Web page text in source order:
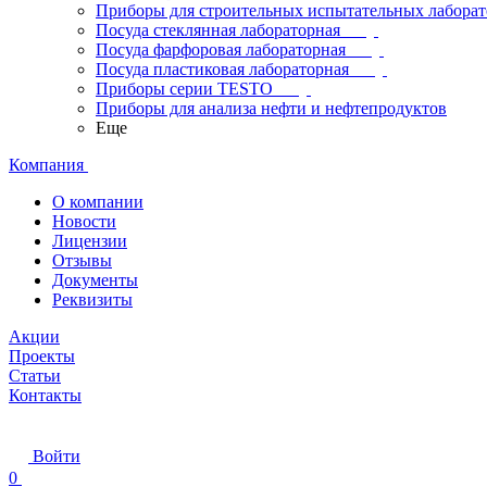
Приборы для строительных испытательных
Посуда стеклянная лабораторная
Посуда фарфоровая лабораторная
Посуда пластиковая лабораторная
Приборы серии TESTO
Приборы для анализа нефти и нефтепродуктов
Еще
Компания
О компании
Новости
Лицензии
Отзывы
Документы
Реквизиты
Акции
Проекты
Статьи
Контакты
Войти
0